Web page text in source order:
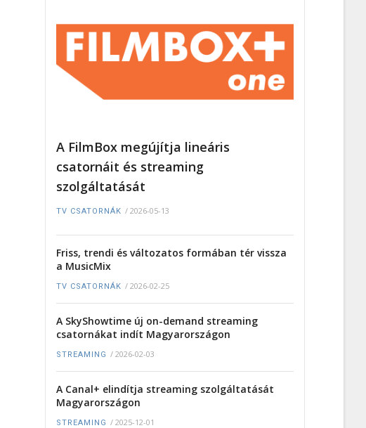
A FilmBox megújítja lineáris
csatornáit és streaming
szolgáltatását
TV CSATORNÁK / 2026-05-13
Friss, trendi és változatos formában tér vissza
a MusicMix
TV CSATORNÁK / 2026-02-25
A SkyShowtime új on-demand streaming
csatornákat indít Magyarországon
STREAMING / 2026-02-03
A Canal+ elindítja streaming szolgáltatását
Magyarországon
STREAMING / 2025-12-01